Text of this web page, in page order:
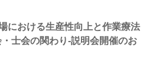
における生産性向上と作業療法
士会の関わり-説明会開催のお